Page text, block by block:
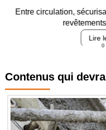
Entre circulation,
Lire
Contenus qui